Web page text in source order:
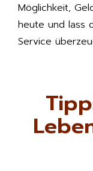
Möglichkeit,
heute und lass
Service